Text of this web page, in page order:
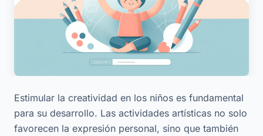
Estimular la creatividad en los niños es fundamental
para su desarrollo. Las actividades artísticas no solo
favorecen la expresión personal, sino que también